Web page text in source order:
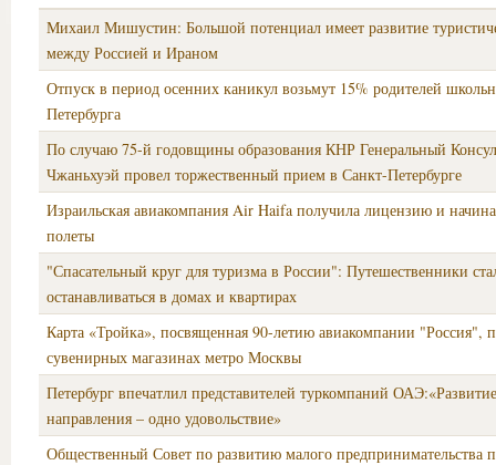
Михаил Мишустин: Большой потенциал имеет развитие
между Россией и Ираном
Отпуск в период осенних каникул возьмут 15% родителей
Петербурга
По случаю 75-й годовщины образования КНР Генеральный
Чжаньхуэй провел торжественный прием в Санкт-Петербурге
Израильская авиакомпания Air Haifa получила лицензию и
полеты
"Спасательный круг для туризма в России": Путешественники
останавливаться в домах и квартирах
Карта «Тройка», посвященная 90-летию авиакомпании "Россия",
сувенирных магазинах метро Москвы
Петербург впечатлил представителей туркомпаний
направления – одно удовольствие»
Общественный Совет по развитию малого предпринимательства